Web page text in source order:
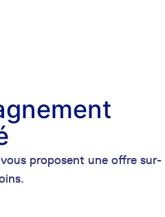
proposent une offre sur-